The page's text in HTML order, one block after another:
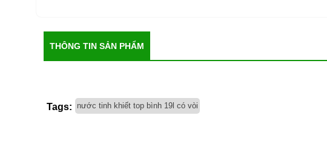
THÔNG TIN SẢN PHẨM
Tags: nước tinh khiết top bình 19l có vòi